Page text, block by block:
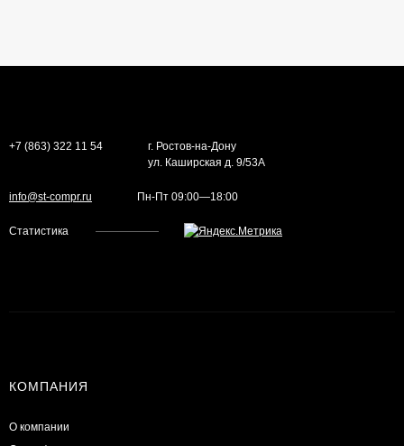
+7 (863) 322 11 54
г. Ростов-на-Дону
ул. Каширская д. 9/53А
info@st-compr.ru Пн-Пт 09:00—18:00
Статистика
КОМПАНИЯ
О компании